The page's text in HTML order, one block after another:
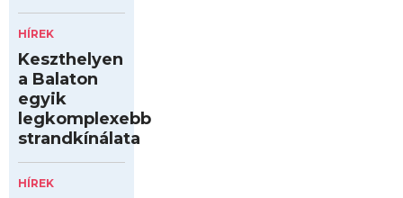
HÍREK
Keszthelyen
a Balaton
egyik
legkomplexebb
strandkínálata
HÍREK